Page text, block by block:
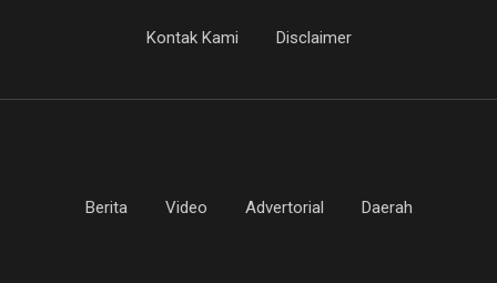
Kontak Kami Disclaimer
Berita Video Advertorial Daerah